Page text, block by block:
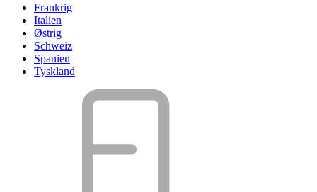
Frankrig
Italien
Østrig
Schweiz
Spanien
Tyskland